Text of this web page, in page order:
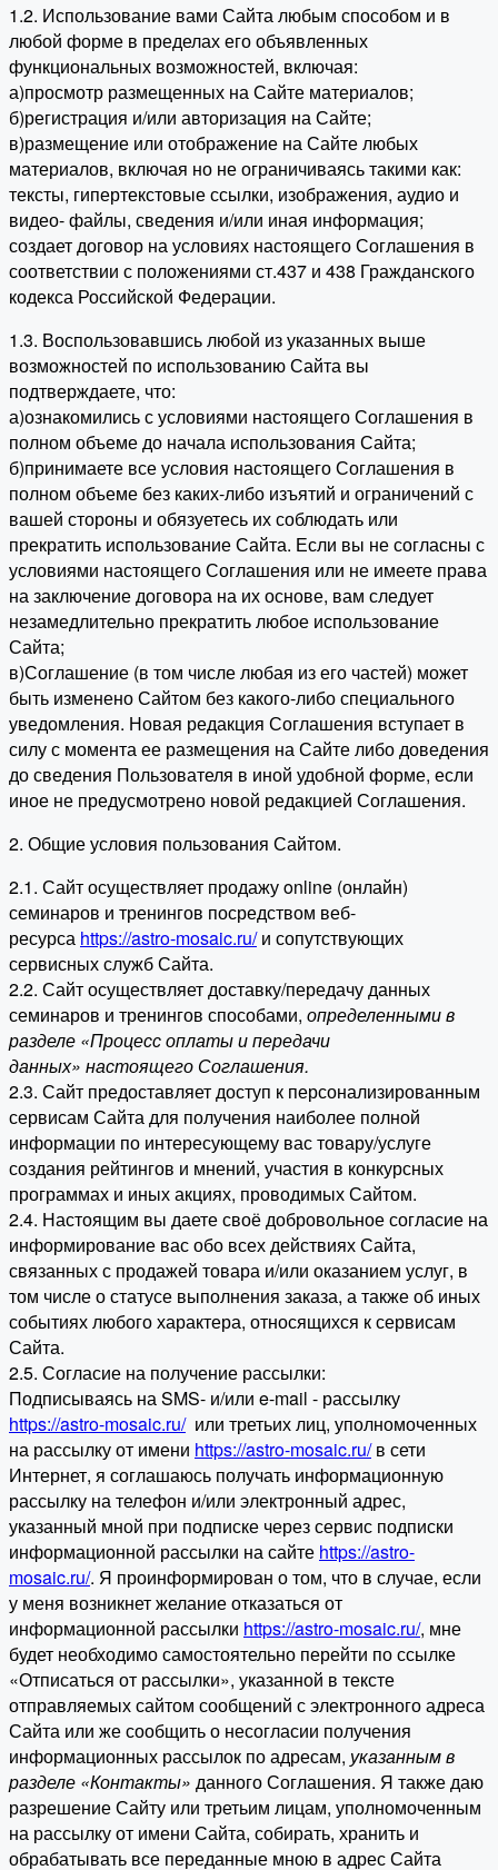
1.2. Использование вами Сайта любым способом и в
любой форме в пределах его объявленных
функциональных возможностей, включая:
а)просмотр размещенных на Сайте материалов;
б)регистрация и/или авторизация на Сайте;
в)размещение или отображение на Сайте любых
материалов, включая но не ограничиваясь такими как:
тексты, гипертекстовые ссылки, изображения, аудио и
видео- файлы, сведения и/или иная информация;
создает договор на условиях настоящего Соглашения в
соответствии с положениями ст.437 и 438 Гражданского
кодекса Российской Федерации.
1.3. Воспользовавшись любой из указанных выше
возможностей по использованию Сайта вы
подтверждаете, что:
а)ознакомились с условиями настоящего Соглашения в
полном объеме до начала использования Сайта;
б)принимаете все условия настоящего Соглашения в
полном объеме без каких-либо изъятий и ограничений с
вашей стороны и обязуетесь их соблюдать или
прекратить использование Сайта. Если вы не согласны с
условиями настоящего Соглашения или не имеете права
на заключение договора на их основе, вам следует
незамедлительно прекратить любое использование
Сайта;
в)Соглашение (в том числе любая из его частей) может
быть изменено Сайтом без какого-либо специального
уведомления. Новая редакция Соглашения вступает в
силу с момента ее размещения на Сайте либо доведения
до сведения Пользователя в иной удобной форме, если
иное не предусмотрено новой редакцией Соглашения.
2. Общие условия пользования Сайтом.
2.1. Сайт осуществляет продажу online (онлайн)
семинаров и тренингов посредством веб-
ресурса https://astro-mosaic.ru/и сопутствующих
сервисных служб Сайта.
2.2. Сайт осуществляет доставку/передачу данных
семинаров и тренингов способами, определенными в
разделе «Процесс оплаты и передачи
данных» настоящего Соглашения.
2.3. Сайт предоставляет доступ к персонализированным
сервисам Сайта для получения наиболее полной
информации по интересующему вас товару/услуге
создания рейтингов и мнений, участия в конкурсных
программах и иных акциях, проводимых Сайтом.
2.4. Настоящим вы даете своё добровольное согласие на
информирование вас обо всех действиях Сайта,
связанных с продажей товара и/или оказанием услуг, в
том числе о статусе выполнения заказа, а также об иных
событиях любого характера, относящихся к сервисам
Сайта.
2.5. Согласие на получение рассылки:
Подписываясь на SMS- и/или e-mail - рассылку
https://astro-mosaic.ru/или третьих лиц, уполномоченных
на рассылку от имени https://astro-mosaic.ru/в сети
Интернет, я соглашаюсь получать информационную
рассылку на телефон и/или электронный адрес,
указанный мной при подписке через сервис подписки
информационной рассылки на сайте https://astro-
mosaic.ru/. Я проинформирован о том, что в случае, если
у меня возникнет желание отказаться от
информационной рассылки https://astro-mosaic.ru/, мне
будет необходимо самостоятельно перейти по ссылке
«Отписаться от рассылки», указанной в тексте
отправляемых сайтом сообщений с электронного адреса
Сайта или же сообщить о несогласии получения
информационных рассылок по адресам, указанным в
разделе «Контакты» данного Соглашения. Я также даю
разрешение Сайту или третьим лицам, уполномоченным
на рассылку от имени Сайта, собирать, хранить и
обрабатывать все переданные мною в адрес Сайта